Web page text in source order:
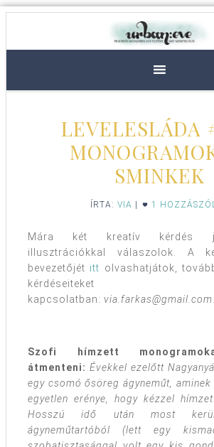
LEVELESLÁDA
SMINKEK
ÍRTA: VIA 1
Mára két kreatív kérdés
illusztrációkkal válaszolok. A
bevezetőjét itt olvashatjátok,
kérdéseiteket
kapcsolatban: via.farkas@gmail.com.
Szofi hímzett
átmenteni: Évekkel ezelőtt
egy csomó ősöreg ágyneműt,
egyetlen erénye, hogy kézzel
Hosszú idő után most
ágyneműtartóból (lett egy